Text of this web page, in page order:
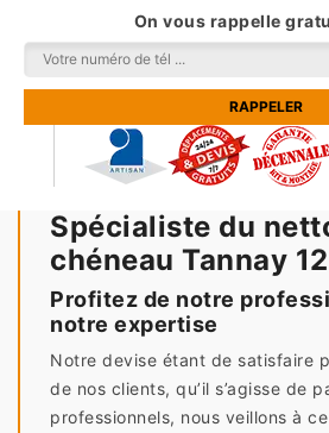
On vous rappelle
Spécialiste du
chéneau Tannay
Profitez de notre
notre expertise
Notre devise étant de satisfaire
de nos clients, qu’il s’agisse de
professionnels, nous veillons à